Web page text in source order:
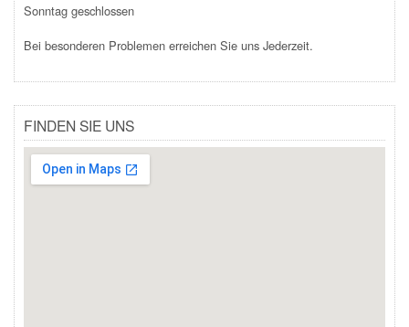
Sonntag geschlossen
Bei besonderen Problemen erreichen Sie uns Jederzeit.
FINDEN SIE UNS